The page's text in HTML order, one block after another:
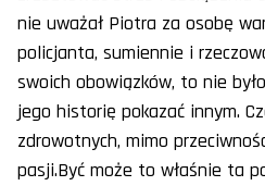
nie uważał Piotra za osobę
policjanta, sumiennie i
swoich obowiązków, to nie
jego historię pokazać innym.
zdrowotnych, mimo
pasji.Być może to właśnie ta